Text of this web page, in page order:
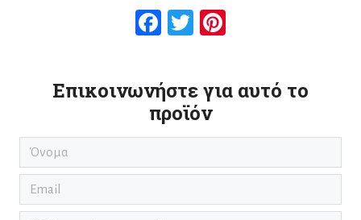
Facebook
Twitter
Επικοινωνήστε για αυτό το
προϊόν